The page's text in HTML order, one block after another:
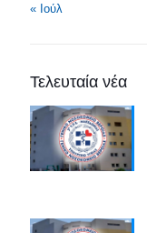
« Ιούλ
Τελευταία νέα